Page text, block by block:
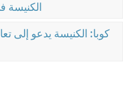
الكنيسة
كوبا: الكنيسة يدعو إلى